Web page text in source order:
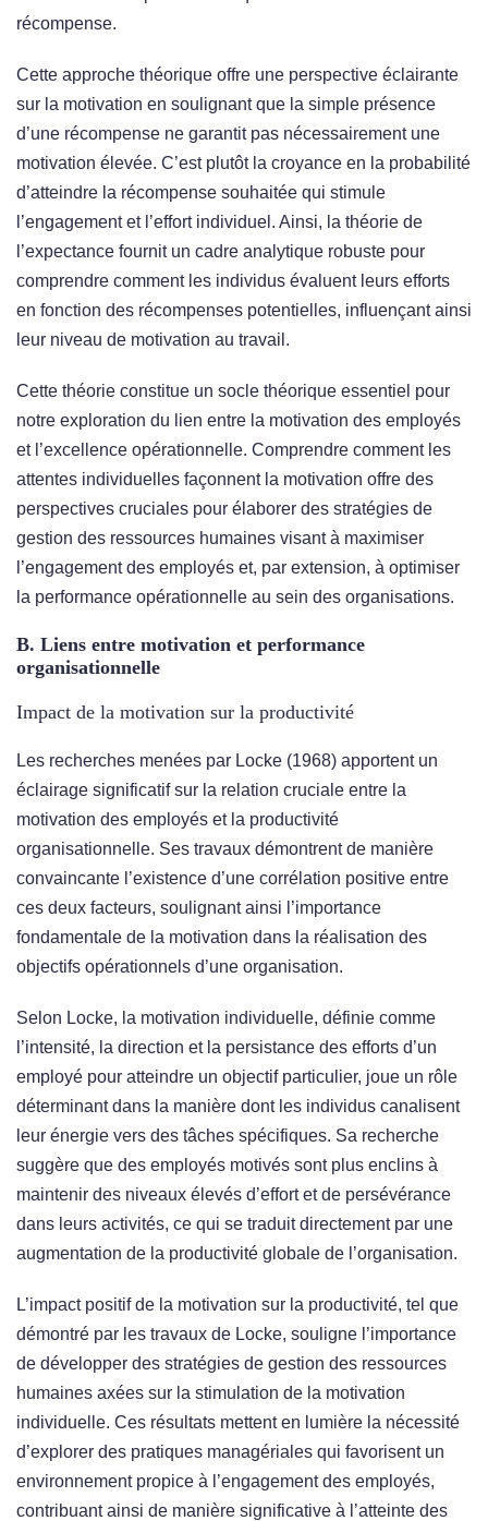
récompense.
Cette approche théorique offre une perspective éclairante
sur la motivation en soulignant que la simple présence
d’une récompense ne garantit pas nécessairement une
motivation élevée. C’est plutôt la croyance en la probabilité
d’atteindre la récompense souhaitée qui stimule
l’engagement et l’effort individuel. Ainsi, la théorie de
l’expectance fournit un cadre analytique robuste pour
comprendre comment les individus évaluent leurs efforts
en fonction des récompenses potentielles, influençant ainsi
leur niveau de motivation au travail.
Cette théorie constitue un socle théorique essentiel pour
notre exploration du lien entre la motivation des employés
et l’excellence opérationnelle. Comprendre comment les
attentes individuelles façonnent la motivation offre des
perspectives cruciales pour élaborer des stratégies de
gestion des ressources humaines visant à maximiser
l’engagement des employés et, par extension, à optimiser
la performance opérationnelle au sein des organisations.
B. Liens entre motivation et performance
organisationnelle
Impact de la motivation sur la productivité
Les recherches menées par Locke (1968) apportent un
éclairage significatif sur la relation cruciale entre la
motivation des employés et la productivité
organisationnelle. Ses travaux démontrent de manière
convaincante l’existence d’une corrélation positive entre
ces deux facteurs, soulignant ainsi l’importance
fondamentale de la motivation dans la réalisation des
objectifs opérationnels d’une organisation.
Selon Locke, la motivation individuelle, définie comme
l’intensité, la direction et la persistance des efforts d’un
employé pour atteindre un objectif particulier, joue un rôle
déterminant dans la manière dont les individus canalisent
leur énergie vers des tâches spécifiques. Sa recherche
suggère que des employés motivés sont plus enclins à
maintenir des niveaux élevés d’effort et de persévérance
dans leurs activités, ce qui se traduit directement par une
augmentation de la productivité globale de l’organisation.
L’impact positif de la motivation sur la productivité, tel que
démontré par les travaux de Locke, souligne l’importance
de développer des stratégies de gestion des ressources
humaines axées sur la stimulation de la motivation
individuelle. Ces résultats mettent en lumière la nécessité
d’explorer des pratiques managériales qui favorisent un
environnement propice à l’engagement des employés,
contribuant ainsi de manière significative à l’atteinte des